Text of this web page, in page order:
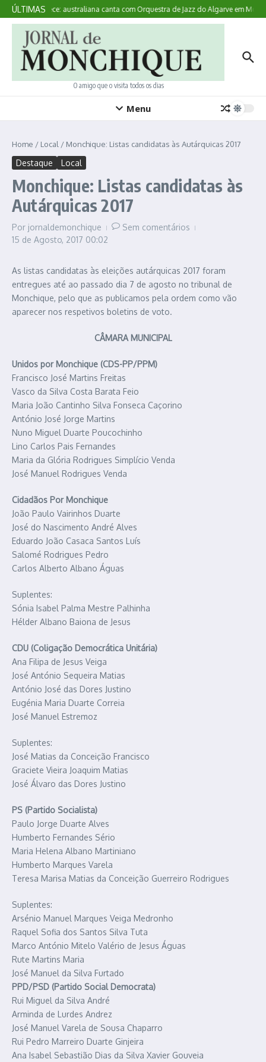
Ir para o conteúdo
ÚLTIMAS
Aqui Acontece: australiana canta com Orquestra de Jazz do Algarve em
O amigo que o visita todos os dias
Menu
Home / Local / Monchique: Listas candidatas às Autárquicas 2017
Destaque Local
Monchique: Listas candidatas às
Autárquicas 2017
Por jornaldemonchique
Sem comentários
15 de Agosto, 2017 00:02
As listas candidatas às eleições autárquicas 2017 foram
entregues até ao passado dia 7 de agosto no tribunal de
Monchique, pelo que as publicamos pela ordem como vão
aparecer nos respetivos boletins de voto.
CÂMARA MUNICIPAL
Unidos por Monchique (CDS-PP/PPM)
Francisco José Martins Freitas
Vasco da Silva Costa Barata Feio
Maria João Cantinho Silva Fonseca Caçorino
António José Jorge Martins
Nuno Miguel Duarte Poucochinho
Lino Carlos Pais Fernandes
Maria da Glória Rodrigues Simplício Venda
José Manuel Rodrigues Venda
Cidadãos Por Monchique
João Paulo Vairinhos Duarte
José do Nascimento André Alves
Eduardo João Casaca Santos Luís
Salomé Rodrigues Pedro
Carlos Alberto Albano Águas
Suplentes:
Sónia Isabel Palma Mestre Palhinha
Hélder Albano Baiona de Jesus
CDU (Coligação Democrática Unitária)
Ana Filipa de Jesus Veiga
José António Sequeira Matias
António José das Dores Justino
Eugénia Maria Duarte Correia
José Manuel Estremoz
Suplentes:
José Matias da Conceição Francisco
Graciete Vieira Joaquim Matias
José Álvaro das Dores Justino
PS (Partido Socialista)
Paulo Jorge Duarte Alves
Humberto Fernandes Sério
Maria Helena Albano Martiniano
Humberto Marques Varela
Teresa Marisa Matias da Conceição Guerreiro Rodrigues
Suplentes:
Arsénio Manuel Marques Veiga Medronho
Raquel Sofia dos Santos Silva Tuta
Marco António Mitelo Valério de Jesus Águas
Rute Martins Maria
José Manuel da Silva Furtado
PPD/PSD (Partido Social Democrata)
Rui Miguel da Silva André
Arminda de Lurdes Andrez
José Manuel Varela de Sousa Chaparro
Rui Pedro Marreiro Duarte Ginjeira
Ana Isabel Sebastião Dias da Silva Xavier Gouveia